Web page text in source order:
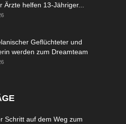
Ärzte helfen 13-Jähriger...
Geflüchteter und
werden zum Dreamteam
Schritt auf dem Weg zum